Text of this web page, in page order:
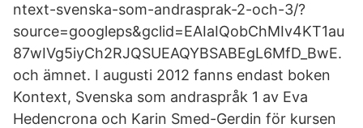
ntext-svenska-som-andrasprak-2-och-3/?
source=googleps&gclid=EAIaIQobChMIv4KT1au
87wIVg5iyCh2RJQSUEAQYBSABEgL6MfD_BwE.
och ämnet. I augusti 2012 fanns endast boken
Kontext, Svenska som andraspråk 1 av Eva
Hedencrona och Karin Smed-Gerdin för kursen